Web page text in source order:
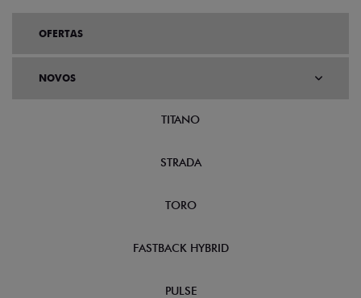
OFERTAS
NOVOS
TITANO
STRADA
TORO
FASTBACK HYBRID
PULSE